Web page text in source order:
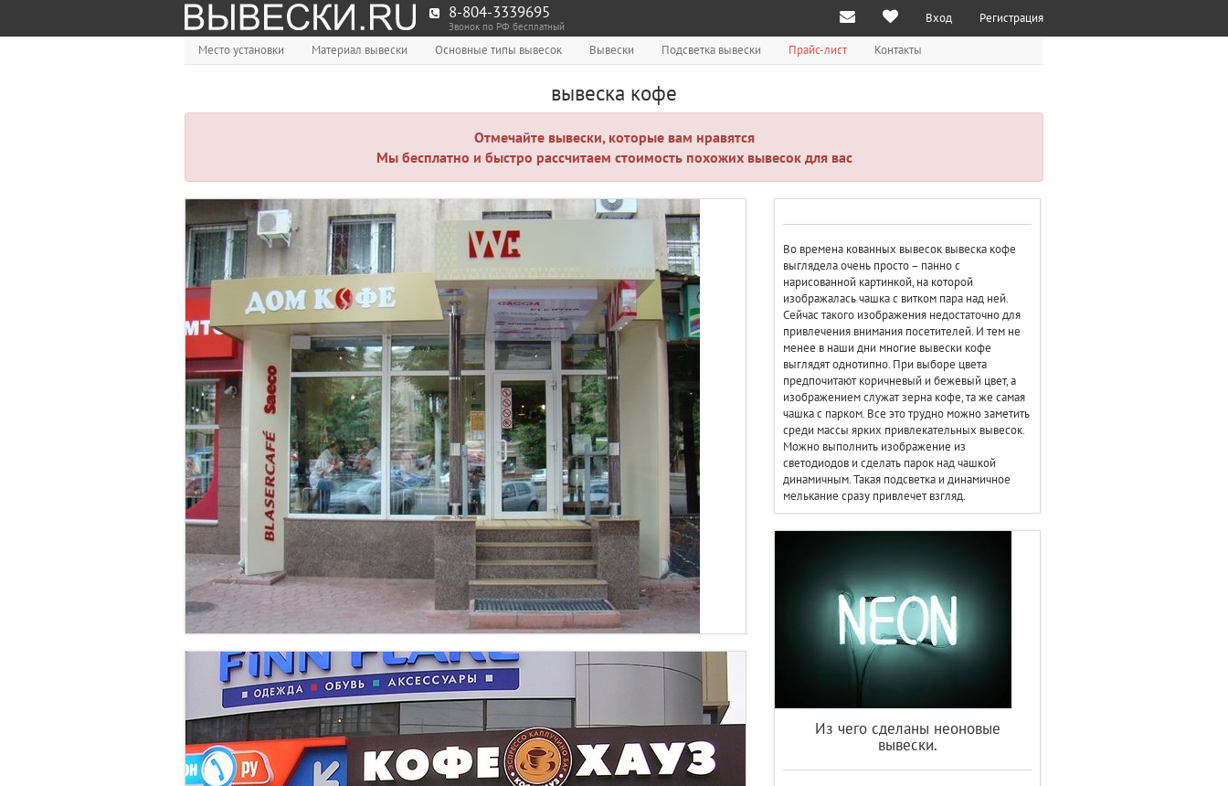
8-804-3339695
Звонок по РФ бесплатный
Вход Регистрация
Место установки Материал вывески Основные типы вывесок Вывески Подсветка вывески Прайс-лист Контакты
вывеска кофе
Отмечайте вывески, которые вам нравятся
Мы бесплатно и быстро рассчитаем стоимость похожих вывесок для вас
Во времена кованных вывесок вывеска кофе
выглядела очень просто – панно с
нарисованной картинкой, на которой
изображалась чашка с витком пара над ней.
Сейчас такого изображения недостаточно для
привлечения внимания посетителей. И тем не
менее в наши дни многие вывески кофе
выглядят однотипно. При выборе цвета
предпочитают коричневый и бежевый цвет, а
изображением служат зерна кофе, та же самая
чашка с парком. Все это трудно можно заметить
среди массы ярких привлекательных вывесок.
Можно выполнить изображение из
светодиодов и сделать парок над чашкой
динамичным. Такая подсветка и динамичное
мелькание сразу привлечет взгляд.
Из чего сделаны неоновые
вывески.